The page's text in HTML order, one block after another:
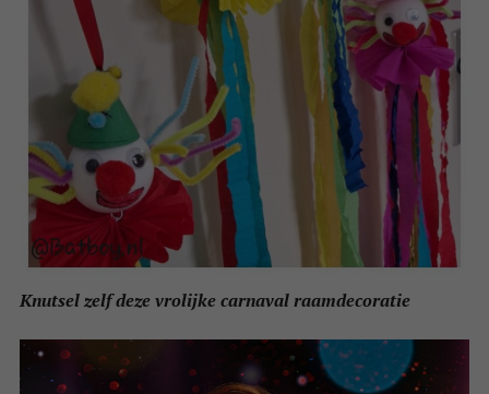
Knutsel zelf deze vrolijke carnaval raamdecoratie